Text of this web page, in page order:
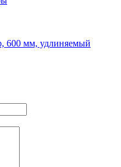
600 мм, удлиняемый